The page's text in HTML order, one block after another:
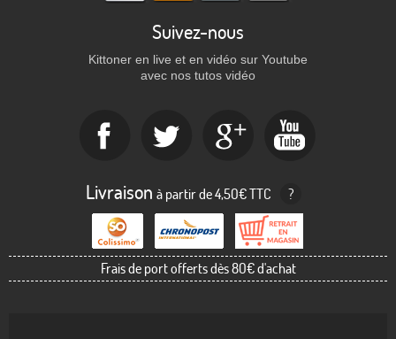
Suivez-nous
Kittoner en live et en vidéo sur Youtube
avec nos tutos vidéo
Livraison à partir de 4,50€ TTC ?
Frais de port offerts dès 80€ d'achat